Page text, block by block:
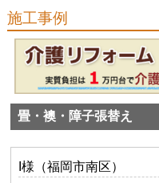
施工事例
畳・襖・障子張替え
I様（福岡市南区）